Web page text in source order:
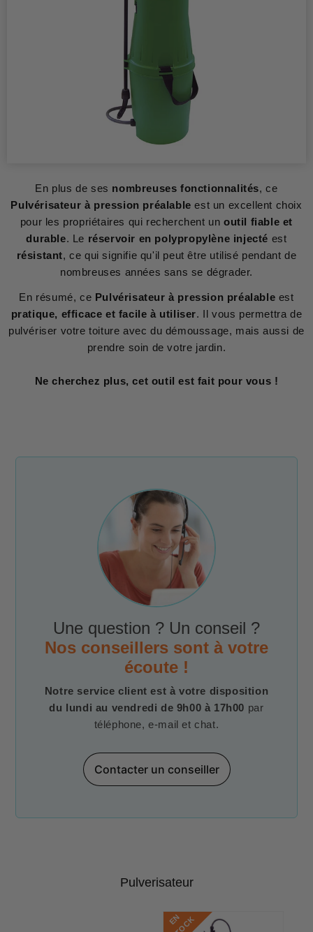
En plus de ses nombreuses fonctionnalités, ce
Pulvérisateur à pression préalable est un excellent choix
pour les propriétaires qui recherchent unoutil fiable et
durable. Le réservoir en polypropylène injecté est
résistant, ce qui signifie qu'il peut être utilisé pendant de
nombreuses années sans se dégrader.
En résumé, ce Pulvérisateur à pression préalable est
pratique, efficace et facile à utiliser. Il vous permettra de
pulvériser votre toiture avec du démoussage, mais aussi de
prendre soin de votre jardin.
Ne cherchez plus, cet outil est fait pour vous !
Une question ? Un conseil ?
Nos conseillers sont à votre
écoute !
Notre service client est à votre disposition
du lundi au vendredi de 9h00 à 17h00 par
téléphone, e-mail et chat.
Contacter un conseiller
Pulverisateur
E
N
S
T
O
C